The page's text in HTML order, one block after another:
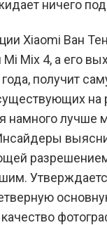
ничего
Xiaomi Ван
Mix 4, а его
получит
на
намного лучше